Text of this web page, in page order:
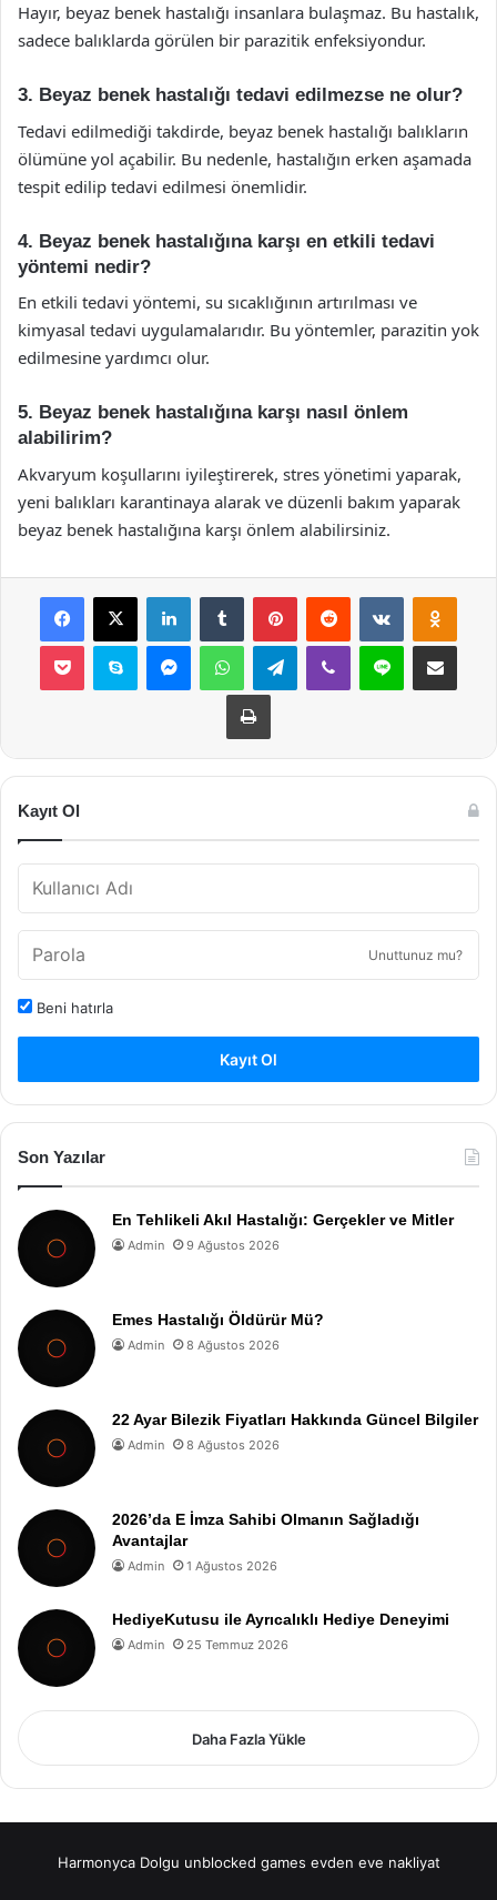
Hayır, beyaz benek hastalığı insanlara bulaşmaz. Bu hastalık,
sadece balıklarda görülen bir parazitik enfeksiyondur.
3. Beyaz benek hastalığı tedavi edilmezse ne olur?
Tedavi edilmediği takdirde, beyaz benek hastalığı balıkların
ölümüne yol açabilir. Bu nedenle, hastalığın erken aşamada
tespit edilip tedavi edilmesi önemlidir.
4. Beyaz benek hastalığına karşı en etkili tedavi
yöntemi nedir?
En etkili tedavi yöntemi, su sıcaklığının artırılması ve
kimyasal tedavi uygulamalarıdır. Bu yöntemler, parazitin yok
edilmesine yardımcı olur.
5. Beyaz benek hastalığına karşı nasıl önlem
alabilirim?
Akvaryum koşullarını iyileştirerek, stres yönetimi yaparak,
yeni balıkları karantinaya alarak ve düzenli bakım yaparak
beyaz benek hastalığına karşı önlem alabilirsiniz.
Facebook
X LinkedInTumblr PinterestReddit VKontakte
Pocket Skype MessengerWhatsAppTelegramViber Line E-Posta ile
Yazdır
Kayıt Ol
Unuttunuz mu?
Beni hatırla
Kayıt Ol
Son Yazılar
En Tehlikeli Akıl Hastalığı: Gerçekler ve Mitler
Admin 9 Ağustos 2026
Emes Hastalığı Öldürür Mü?
Admin 8 Ağustos 2026
22 Ayar Bilezik Fiyatları Hakkında Güncel Bilgiler
Admin 8 Ağustos 2026
2026’da E İmza Sahibi Olmanın Sağladığı
Avantajlar
Admin 1 Ağustos 2026
HediyeKutusu ile Ayrıcalıklı Hediye Deneyimi
Admin 25 Temmuz 2026
Daha Fazla Yükle
Harmonyca Dolgu unblocked games evden eve nakliyat